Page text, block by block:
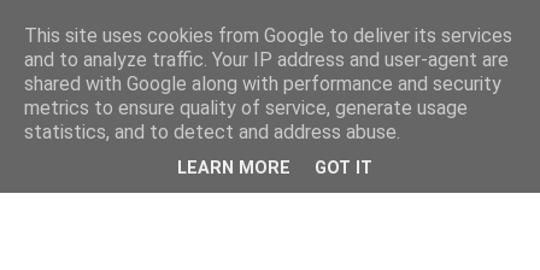
This site uses cookies from Google to deliver its services
and to analyze traffic. Your IP address and user-agent are
shared with Google along with performance and security
metrics to ensure quality of service, generate usage
statistics, and to detect and address abuse.
LEARN MORE GOT IT